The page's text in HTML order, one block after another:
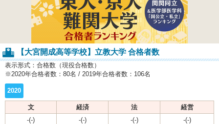
【大宮開成高等学校】立教大学 合格者数
表示形式：合格数（現役合格数）
※2020年合格者数：80名 / 2019年合格者数：106名
2020
文 経済 法
経営
-(-)
-(-) -(-)
-(-)